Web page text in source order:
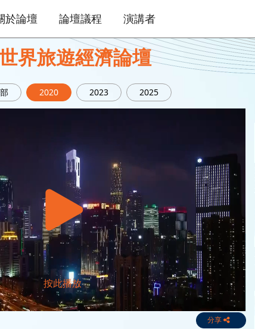
於論壇 論壇議程 演講者
界旅遊經濟論壇
2020 2023 2025
分享